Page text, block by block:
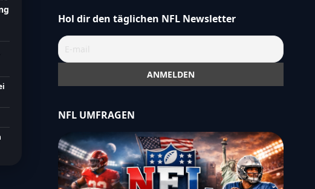
Hol dir den täglichen NFL Newsletter
NFL UMFRAGEN